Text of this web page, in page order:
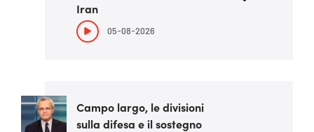
Iran
05-08-2026
Campo largo, le divisioni
sulla difesa e il sostegno